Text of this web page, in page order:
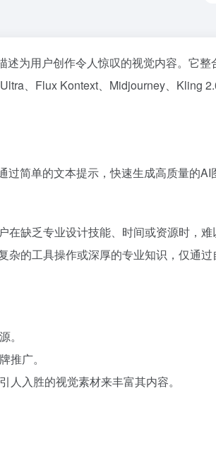
为用户创作令人惊叹的视觉内容。它
、Flux Kontext、Midjourney、Kling
简单的文本提示，快速生成高质量的AI
缺乏专业设计技能、时间或资源时，
的工具操作或深厚的专业知识，仅通过
。
推广。
入胜的视觉素材来丰富其内容。